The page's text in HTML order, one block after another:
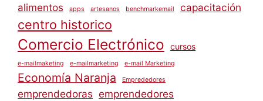
alimentos apps artesanos benchmarkemail capacitación
centro historico
Comercio Electrónico cursos
e-mailmaketing e-mailmarketing e-mail Marketing
Economía Naranja Emprededores
emprendedoras emprendedores